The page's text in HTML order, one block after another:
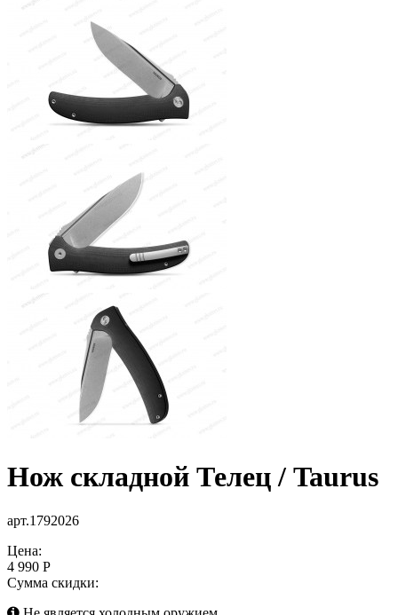
Нож складной Телец / Taurus
арт.1792026
Цена:
4 990 Р
Сумма скидки: